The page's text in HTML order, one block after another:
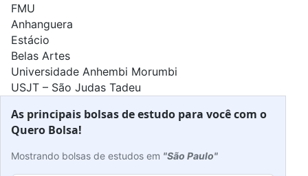
FMU
Anhanguera
Estácio
Belas Artes
Universidade Anhembi Morumbi
USJT – São Judas Tadeu
As principais bolsas de estudo para você com o
Quero Bolsa!
Mostrando bolsas de estudos em "São Paulo"